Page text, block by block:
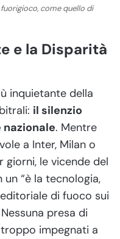
come quello di
e la Disparità
inquietante della
il silenzio
. Mentre
a Inter, Milan o
giorni, le vicende del
“è la tecnologia,
di fuoco sui
presa di
impegnati a